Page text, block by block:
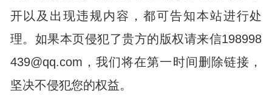
开以及出现违规内容，都可告知本站进行处
理。如果本页侵犯了贵方的版权请来信198998
439@qq.com，我们将在第一时间删除链接，
坚决不侵犯您的权益。